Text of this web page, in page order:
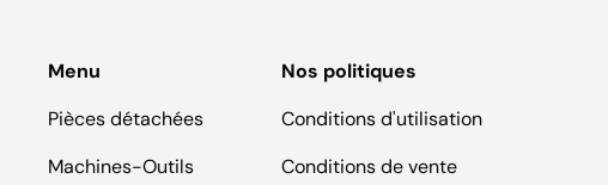
Menu
Pièces détachées
Machines-Outils
Nos politiques
Conditions d'utilisation
Conditions de vente